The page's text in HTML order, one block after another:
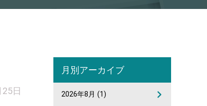
日
月別アーカイブ
2026年8月 (1)